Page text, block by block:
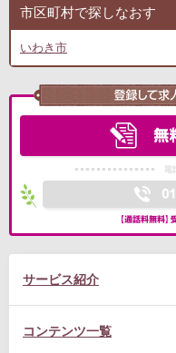
市区町村で探しなおす
いわき市
サービス紹介
コンテンツ一覧